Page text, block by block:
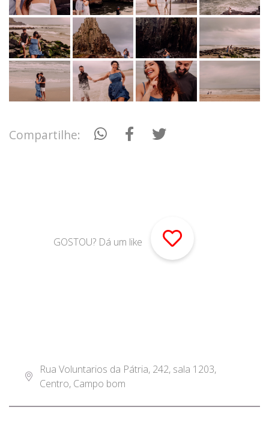
Compartilhe:
GOSTOU? Dá um like
Rua Voluntarios da Pátria, 242, sala 1203,
Centro, Campo bom